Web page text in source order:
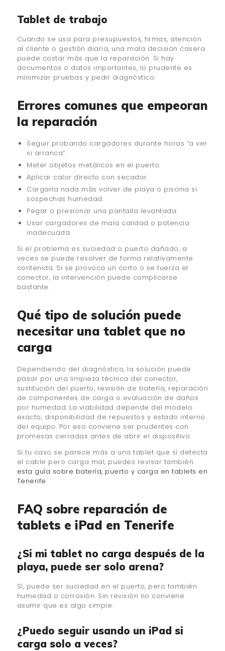
Tablet de trabajo
Cuando se usa para presupuestos, firmas, atención
al cliente o gestión diaria, una mala decisión casera
puede costar más que la reparación. Si hay
documentos o datos importantes, lo prudente es
minimizar pruebas y pedir diagnóstico.
Errores comunes que empeoran
la reparación
Seguir probando cargadores durante horas “a ver
si arranca”.
Meter objetos metálicos en el puerto.
Aplicar calor directo con secador.
Cargarla nada más volver de playa o piscina si
sospechas humedad.
Pegar o presionar una pantalla levantada.
Usar cargadores de mala calidad o potencia
inadecuada.
Si el problema es suciedad o puerto dañado, a
veces se puede resolver de forma relativamente
contenida. Si se provoca un corto o se fuerza el
conector, la intervención puede complicarse
bastante.
Qué tipo de solución puede
necesitar una tablet que no
carga
Dependiendo del diagnóstico, la solución puede
pasar por una limpieza técnica del conector,
sustitución del puerto, revisión de batería, reparación
de componentes de carga o evaluación de daños
por humedad. La viabilidad depende del modelo
exacto, disponibilidad de repuestos y estado interno
del equipo. Por eso conviene ser prudentes con
promesas cerradas antes de abrir el dispositivo.
Si tu caso se parece más a una tablet que sí detecta
el cable pero carga mal, puedes revisar también
esta guía sobre batería, puerto y carga en tablets en
Tenerife.
FAQ sobre reparación de
tablets e iPad en Tenerife
¿Si mi tablet no carga después de la
playa, puede ser solo arena?
Sí, puede ser suciedad en el puerto, pero también
humedad o corrosión. Sin revisión no conviene
asumir que es algo simple.
¿Puedo seguir usando un iPad si
carga solo a veces?